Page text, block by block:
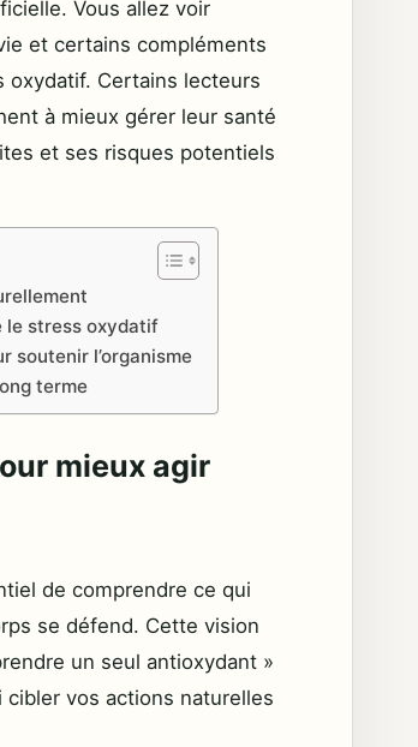
Vous allez voir
et certains compléments
oxydatif. Certains lecteurs
à mieux gérer leur santé
et ses risques potentiels
le stress oxydatif
soutenir l’organisme
terme
mieux agir
de comprendre ce qui
se défend. Cette vision
un seul antioxydant »
cibler vos actions naturelles